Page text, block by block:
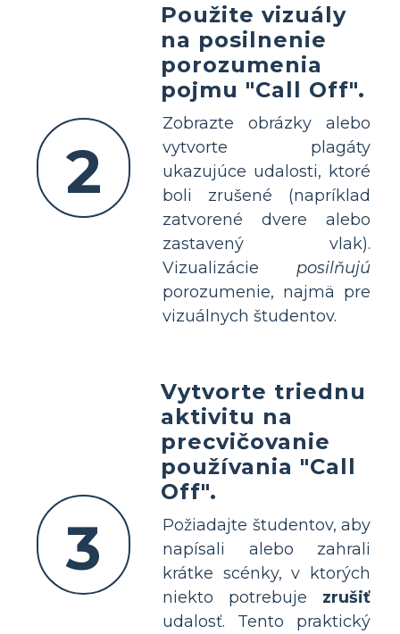
2
Použite vizuály
na posilnenie
porozumenia
pojmu "Call Off".
Zobrazte obrázky alebo
vytvorte plagáty
ukazujúce udalosti, ktoré
boli zrušené (napríklad
zatvorené dvere alebo
zastavený vlak).
Vizualizácie posilňujú
porozumenie, najmä pre
vizuálnych študentov.
3
Vytvorte triednu
aktivitu na
precvičovanie
používania "Call
Off".
Požiadajte študentov, aby
napísali alebo zahrali
krátke scénky, v ktorých
niekto potrebuje zrušiť
udalosť. Tento praktický